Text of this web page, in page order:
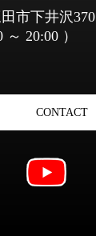
市下井沢370
～ 20:00 ）
CONTACT